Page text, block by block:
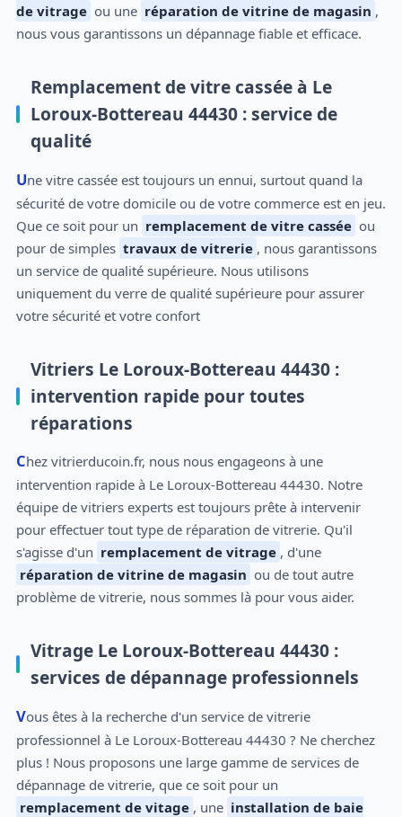
de vitrage ou une réparation de vitrine de magasin ,
nous vous garantissons un dépannage fiable et efficace.
Remplacement de vitre cassée à Le
Loroux-Bottereau 44430 : service de
qualité
Une vitre cassée est toujours un ennui, surtout quand la
sécurité de votre domicile ou de votre commerce est en jeu.
Que ce soit pour un remplacement de vitre cassée ou
pour de simples travaux de vitrerie , nous garantissons
un service de qualité supérieure. Nous utilisons
uniquement du verre de qualité supérieure pour assurer
votre sécurité et votre confort
Vitriers Le Loroux-Bottereau 44430 :
intervention rapide pour toutes
réparations
Chez vitrierducoin.fr, nous nous engageons à une
intervention rapide à Le Loroux-Bottereau 44430. Notre
équipe de vitriers experts est toujours prête à intervenir
pour effectuer tout type de réparation de vitrerie. Qu'il
s'agisse d'un remplacement de vitrage , d'une
réparation de vitrine de magasin ou de tout autre
problème de vitrerie, nous sommes là pour vous aider.
Vitrage Le Loroux-Bottereau 44430 :
services de dépannage professionnels
Vous êtes à la recherche d'un service de vitrerie
professionnel à Le Loroux-Bottereau 44430 ? Ne cherchez
plus ! Nous proposons une large gamme de services de
dépannage de vitrerie, que ce soit pour un
remplacement de vitage , une installation de baie